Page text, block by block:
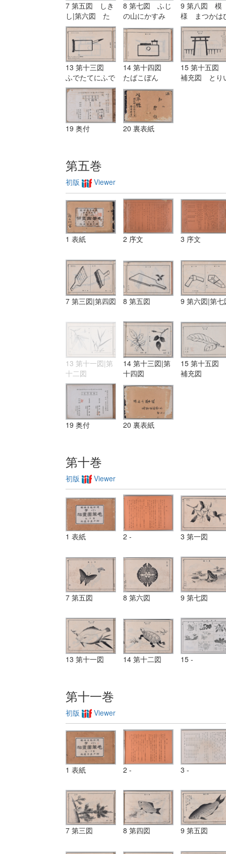
7 第五図 しき
し|第六図 た
んざく
8 第七図 ふじ
の山にかすみ
9 第八図 模
様 まつかは
し
13 第十三図
ふでたてにふで
14 第十四図
たばこぼん
15 第十五図
補充図 とり
19 奥付 20 裏表紙
第五巻
初版 Viewer
1 表紙 2 序文 3 序文
7 第三図|第四図 8 第五図 9 第六図|第七
13 第十一図|第
十二図
14 第十三図|第
十四図
15 第十五図
補充図
19 奥付 20 裏表紙
第十巻
初版 Viewer
1 表紙 2 - 3 第一図
7 第五図 8 第六図 9 第七図
13 第十一図 14 第十二図 15 -
第十一巻
初版 Viewer
1 表紙 2 - 3 -
7 第三図 8 第四図 9 第五図